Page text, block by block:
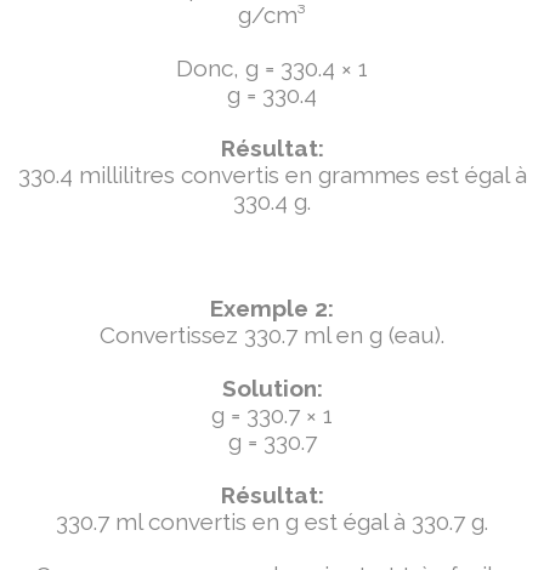
g/cm³
Donc, g = 330.4 × 1
g = 330.4
Résultat:
330.4 millilitres convertis en grammes est égal à
330.4 g.
Exemple 2:
Convertissez 330.7 ml en g (eau).
Solution:
g = 330.7 × 1
g = 330.7
Résultat:
330.7 ml convertis en g est égal à 330.7 g.